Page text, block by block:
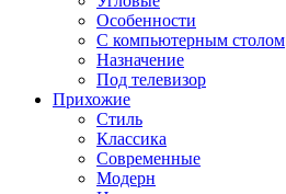
Особенности
С компьютерным столом
Назначение
Под телевизор
Прихожие
Стиль
Классика
Современные
Модерн